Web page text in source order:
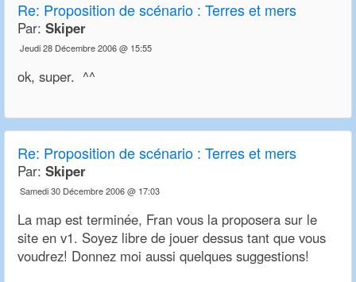
Re: Proposition de scénario : Terres et mers
Par: Skiper
Jeudi 28 Décembre 2006 @ 15:55
ok, super. ^^
Re: Proposition de scénario : Terres et mers
Par: Skiper
Samedi 30 Décembre 2006 @ 17:03
La map est terminée, Fran vous la proposera sur le
site en v1. Soyez libre de jouer dessus tant que vous
voudrez! Donnez moi aussi quelques suggestions!